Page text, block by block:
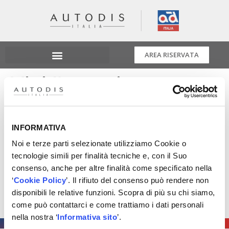
INFORMATIVA
Noi e terze parti selezionate utilizziamo Cookie o
tecnologie simili per finalità tecniche e, con il Suo
consenso, anche per altre finalità come specificato nella
‘Cookie Policy’. Il rifiuto del consenso può rendere non
disponibili le relative funzioni. Scopra di più su chi siamo,
come può contattarci e come trattiamo i dati personali
nella nostra ‘Informativa sito’.
AREA RISERVATA
Vivi l’esperienza
Mechanic’s Race
vivere l’esperienza della “mechanic’s race” grazie a
Gedbox montata su un auto di Grupeina potrai
dimostrare il valore dell’autoriparatore.
Ti aspettiamo al padiglione 14 stand A16 e in area
esterna 44 stand A12